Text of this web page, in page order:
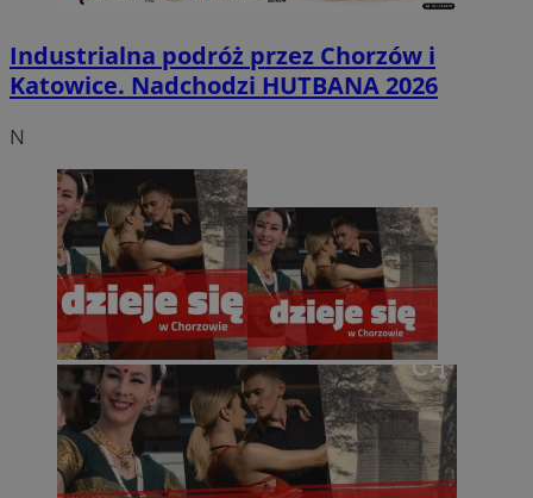
Industrialna podróż przez Chorzów i
Katowice. Nadchodzi HUTBANA 2026
N